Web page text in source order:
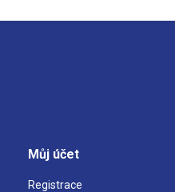
Můj účet
Registrace